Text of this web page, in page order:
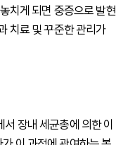
치게 되면 중증으로 발현
치료 및 꾸준한 관리가
장내 세균총에 의한 이